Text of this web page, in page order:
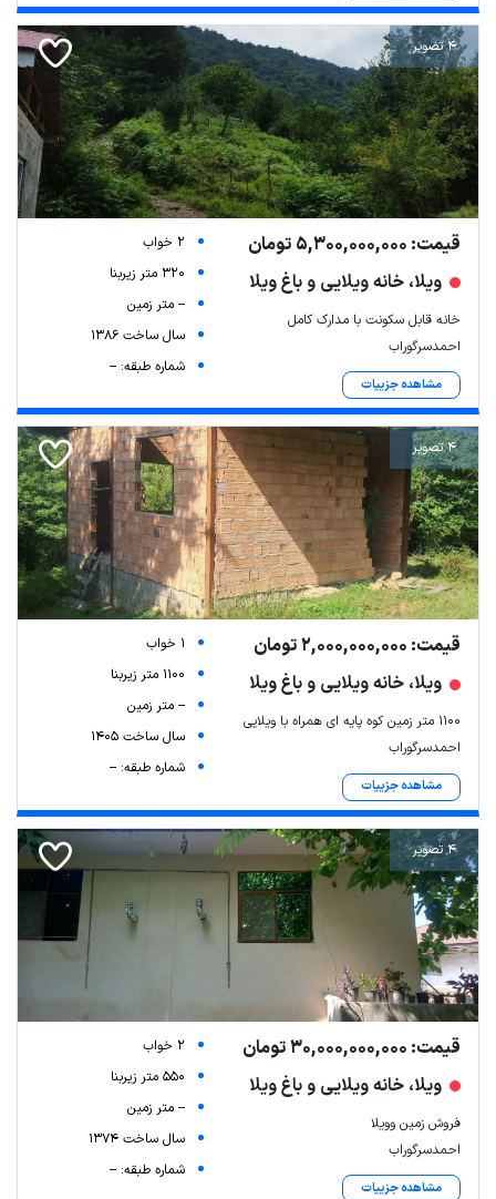
Leaflet | Map data ©ariamarz.com
4 تصویر
قیمت: 5,300,000,000 تومان
ویلا، خانه ویلایی و باغ ویلا
خانه قابل سکونت با مدارک کامل
احمدسرگوراب
مشاهده جزییات
2 خواب
320 متر زیربنا
-- متر زمین
سال ساخت 1386
شماره طبقه: --
4 تصویر
قیمت: 2,000,000,000 تومان
ویلا، خانه ویلایی و باغ ویلا
۱۱۰۰ متر زمین کوه پایه ای همراه با ویلایی
احمدسرگوراب
مشاهده جزییات
1 خواب
1100 متر زیربنا
-- متر زمین
سال ساخت 1405
شماره طبقه: --
4 تصویر
قیمت: 30,000,000,000 تومان
ویلا، خانه ویلایی و باغ ویلا
فروش زمین وویلا
احمدسرگوراب
مشاهده جزییات
2 خواب
550 متر زیربنا
-- متر زمین
سال ساخت 1374
شماره طبقه: --